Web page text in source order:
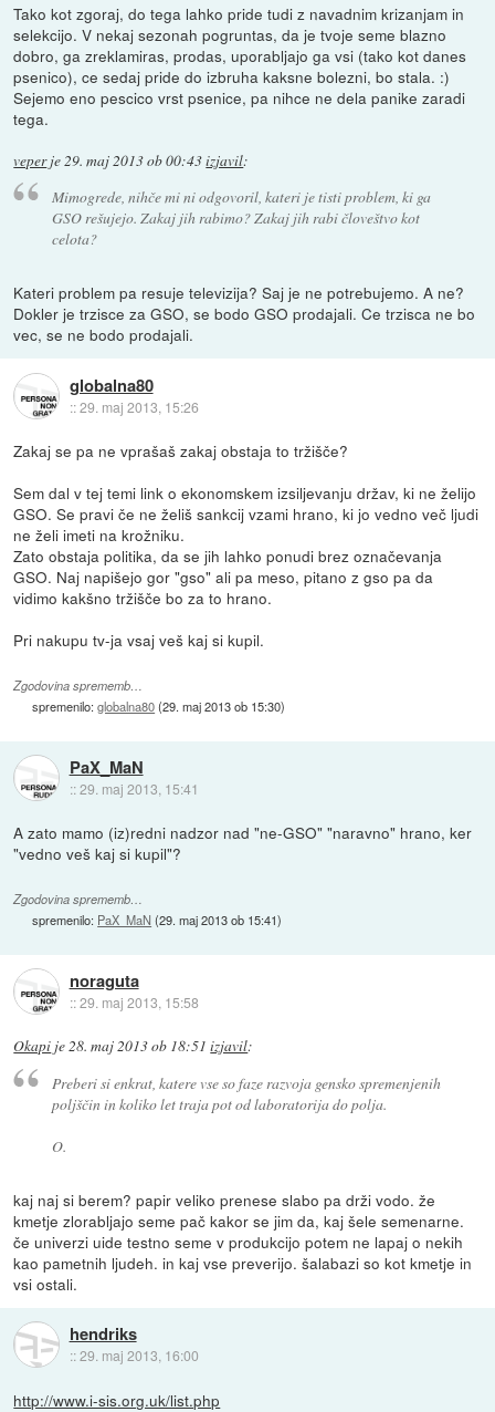
Tako kot zgoraj, do tega lahko pride tudi z navadnim krizanjam in
selekcijo. V nekaj sezonah pogruntas, da je tvoje seme blazno
dobro, ga zreklamiras, prodas, uporabljajo ga vsi (tako kot danes
psenico), ce sedaj pride do izbruha kaksne bolezni, bo stala. :)
Sejemo eno pescico vrst psenice, pa nihce ne dela panike zaradi
tega.
veperje29. maj 2013 ob 00:43izjavil:
Mimogrede, nihče mi ni odgovoril, kateri je tisti problem, ki ga
GSO rešujejo. Zakaj jih rabimo? Zakaj jih rabi človeštvo kot
celota?
Kateri problem pa resuje televizija? Saj je ne potrebujemo. A ne?
Dokler je trzisce za GSO, se bodo GSO prodajali. Ce trzisca ne bo
vec, se ne bodo prodajali.
globalna80
::29. maj 2013, 15:26
Zakaj se pa ne vprašaš zakaj obstaja to tržišče?
Sem dal v tej temi link o ekonomskem izsiljevanju držav, ki ne želijo
GSO. Se pravi če ne želiš sankcij vzami hrano, ki jo vedno več ljudi
ne želi imeti na krožniku.
Zato obstaja politika, da se jih lahko ponudi brez označevanja
GSO. Naj napišejo gor "gso" ali pa meso, pitano z gso pa da
vidimo kakšno tržišče bo za to hrano.
Pri nakupu tv-ja vsaj veš kaj si kupil.
Zgodovina sprememb…
spremenilo:globalna80(29. maj 2013 ob 15:30)
PaX_MaN
::29. maj 2013, 15:41
A zato mamo (iz)redni nadzor nad "ne-GSO" "naravno" hrano, ker
"vedno veš kaj si kupil"?
Zgodovina sprememb…
spremenilo: PaX_MaN (29. maj 2013 ob 15:41)
noraguta
::29. maj 2013, 15:58
Okapi je28. maj 2013 ob 18:51 izjavil:
Preberi si enkrat, katere vse so faze razvoja gensko spremenjenih
poljščin in koliko let traja pot od laboratorija do polja.
O.
kaj naj si berem? papir veliko prenese slabo pa drži vodo. že
kmetje zlorabljajo seme pač kakor se jim da, kaj šele semenarne.
če univerzi uide testno seme v produkcijo potem ne lapaj o nekih
kao pametnih ljudeh. in kaj vse preverijo. šalabazi so kot kmetje in
vsi ostali.
hendriks
::29. maj 2013, 16:00
http://www.i-sis.org.uk/list.php